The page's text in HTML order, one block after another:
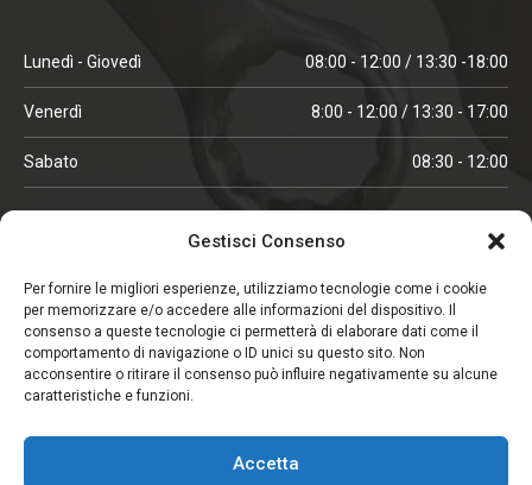
Gestisci Consenso
Per fornire le migliori esperienze, utilizziamo tecnologie come i cookie
per memorizzare e/o accedere alle informazioni del dispositivo. Il
consenso a queste tecnologie ci permetterà di elaborare dati come il
comportamento di navigazione o ID unici su questo sito. Non
acconsentire o ritirare il consenso può influire negativamente su alcune
caratteristiche e funzioni.
Accetta
Lunedì - Giovedì 08:00 - 12:00 / 13:30 -18:00
Venerdì 8:00 - 12:00 / 13:30 - 17:00
Sabato 08:30 - 12:00
ORARI IN ALTA STAGIONE
Lunedì - Venerdì 08:00 - 12:00 / 13:30 -18:00
Sabato 08:00 - 12:00
CHIUSO IL SABATO
(gennaio, febbraio, agosto, settembre)